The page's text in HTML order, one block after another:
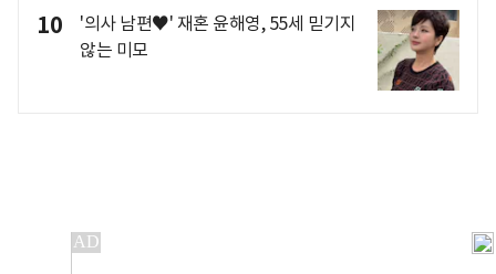
10
'의사 남편♥' 재혼 윤해영, 55세 믿기지
않는 미모